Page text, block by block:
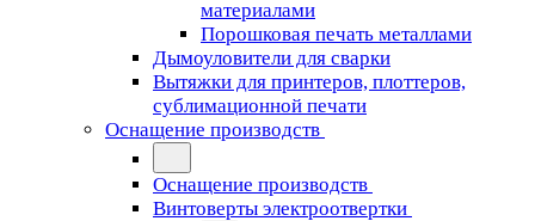
материалами
Порошковая печать металлами
Дымоуловители для сварки
Вытяжки для принтеров, плоттеров,
сублимационной печати
Оснащение производств
Оснащение производств
Винтоверты электроотвертки